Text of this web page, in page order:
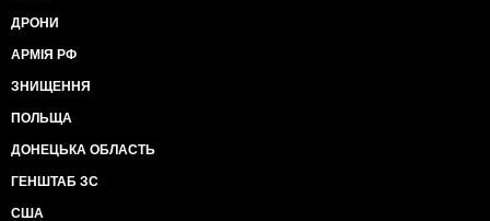
ДРОНИ
АРМІЯ РФ
ЗНИЩЕННЯ
ПОЛЬЩА
ДОНЕЦЬКА ОБЛАСТЬ
ГЕНШТАБ ЗС
США